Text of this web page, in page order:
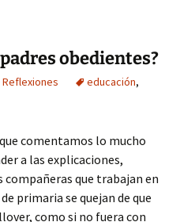
obedientes?
Reflexiones educación,
comentamos lo mucho
a las explicaciones,
compañeras que trabajan en
primaria se quejan de que
como si no fuera con